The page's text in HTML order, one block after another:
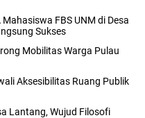
FBS UNM di Desa
Sukses
Mobilitas Warga Pulau
Aksesibilitas Ruang Publik
Lantang, Wujud Filosofi